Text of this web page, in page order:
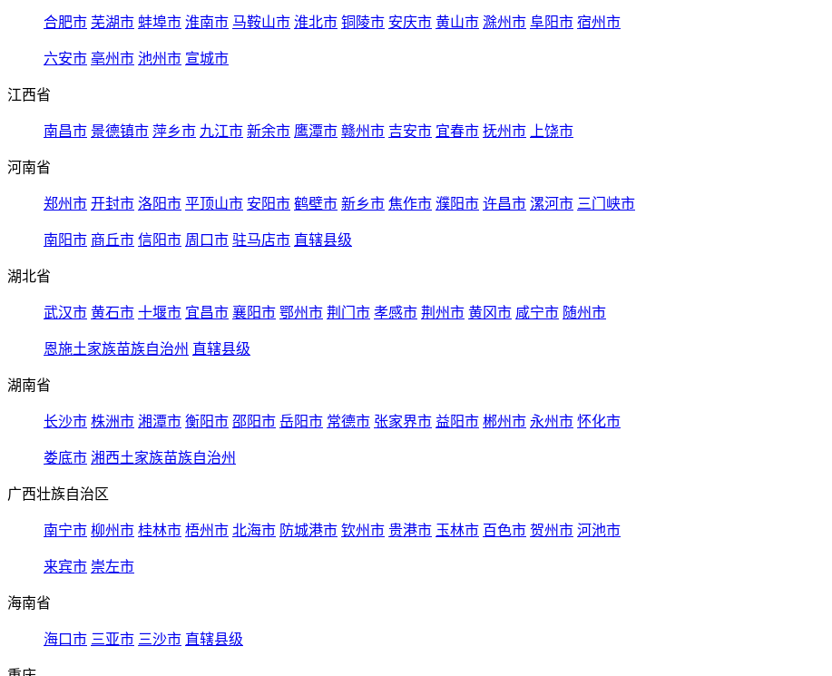
合肥市 芜湖市 蚌埠市 淮南市 马鞍山市 淮北市 铜陵市 安庆市 黄山市 滁州市 阜阳市 宿州市
六安市 亳州市 池州市 宣城市
江西省
南昌市 景德镇市 萍乡市 九江市 新余市 鹰潭市 赣州市 吉安市 宜春市 抚州市 上饶市
河南省
郑州市 开封市 洛阳市 平顶山市 安阳市 鹤壁市 新乡市 焦作市 濮阳市 许昌市 漯河市 三门峡市
南阳市 商丘市 信阳市 周口市 驻马店市 直辖县级
湖北省
武汉市 黄石市 十堰市 宜昌市 襄阳市 鄂州市 荆门市 孝感市 荆州市 黄冈市 咸宁市 随州市
恩施土家族苗族自治州 直辖县级
湖南省
长沙市 株洲市 湘潭市 衡阳市 邵阳市 岳阳市 常德市 张家界市 益阳市 郴州市 永州市 怀化市
娄底市 湘西土家族苗族自治州
广西壮族自治区
南宁市 柳州市 桂林市 梧州市 北海市 防城港市 钦州市 贵港市 玉林市 百色市 贺州市 河池市
来宾市 崇左市
海南省
海口市 三亚市 三沙市 直辖县级